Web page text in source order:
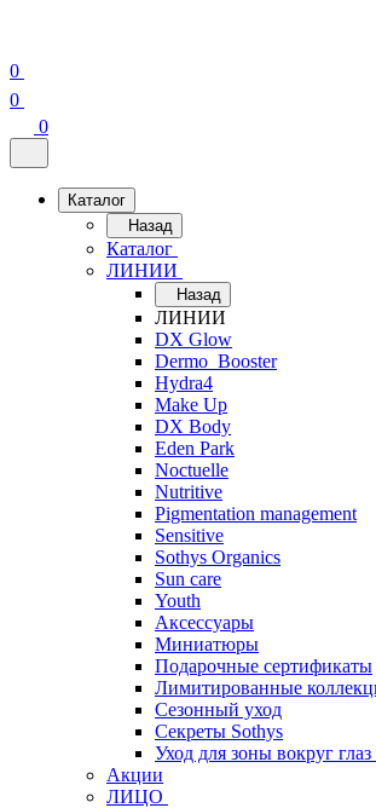
0
0
0
Каталог
Назад
Каталог
ЛИНИИ
Назад
ЛИНИИ
DX Glow
Dermo_Booster
Hydra4
Make Up
DX Body
Eden Park
Noctuelle
Nutritive
Pigmentation management
Sensitive
Sothys Organics
Sun care
Youth
Аксессуары
Миниатюры
Подарочные сертификаты
Лимитированные
Сезонный уход
Секреты Sothys
Уход для зоны вокруг
Акции
ЛИЦО